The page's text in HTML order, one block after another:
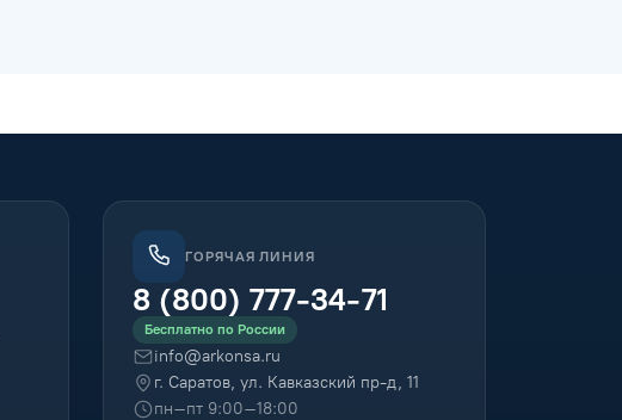
ГОРЯЧАЯ ЛИНИЯ
8 (800) 777-34-71
Бесплатно по России
info@arkonsa.ru
г. Саратов, ул. Кавказский пр-д, 11
пн–пт 9:00–18:00